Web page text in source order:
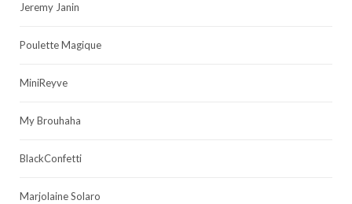
Jeremy Janin
Poulette Magique
MiniReyve
My Brouhaha
BlackConfetti
Marjolaine Solaro